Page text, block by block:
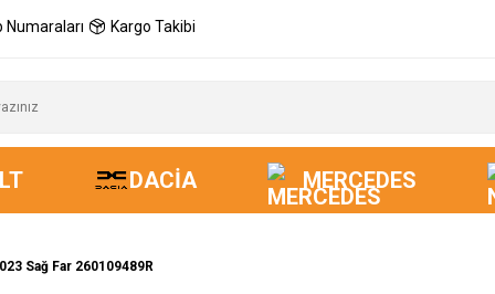
Numaraları Kargo Takibi
DACIA MERCEDES
Sağ Far 260109489R